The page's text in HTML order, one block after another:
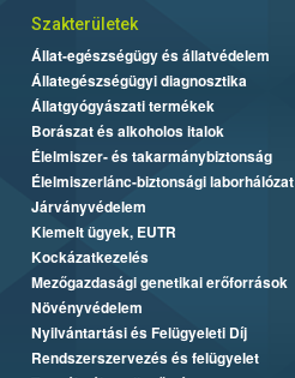
Szakterületek
Állat-egészségügy és állatvédelem
Állategészségügyi diagnosztika
Állatgyógyászati termékek
Borászat és alkoholos italok
Élelmiszer- és takarmánybiztonság
Élelmiszerlánc-biztonsági laborhálózat
Járványvédelem
Kiemelt ügyek, EUTR
Kockázatkezelés
Mezőgazdasági genetikai erőforrások
Növényvédelem
Nyilvántartási és Felügyeleti Díj
Rendszerszervezés és felügyelet